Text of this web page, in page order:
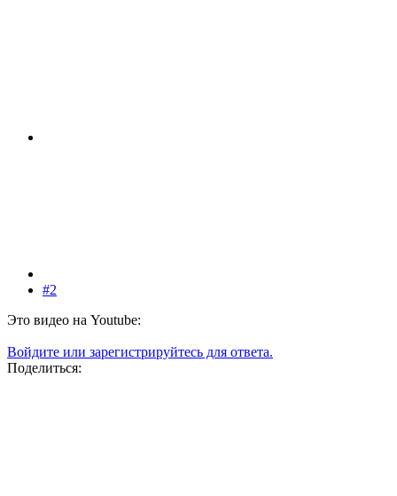
#2
Это видео на Youtube:
Войдите или зарегистрируйтесь для ответа.
Поделиться: